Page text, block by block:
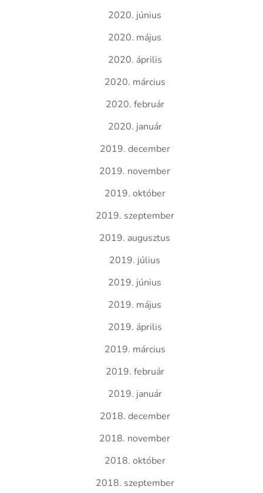
2020. június
2020. május
2020. április
2020. március
2020. február
2020. január
2019. december
2019. november
2019. október
2019. szeptember
2019. augusztus
2019. július
2019. június
2019. május
2019. április
2019. március
2019. február
2019. január
2018. december
2018. november
2018. október
2018. szeptember